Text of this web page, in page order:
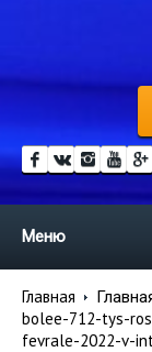
Меню
Главная
bolee-712-tys-
fevrale-2022-v-